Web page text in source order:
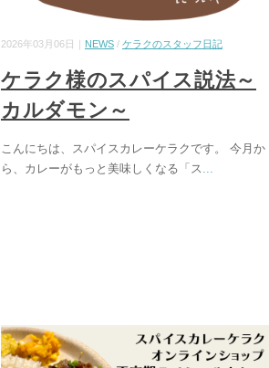
2026年03月06日｜ NEWS/ ケラクのスタッフ日記
ケラク様のスパイス説法～
カルダモン～
こんにちは、スパイスカレーケラクです。 今月か
ら、カレーがもっと美味しくなる「ス ...